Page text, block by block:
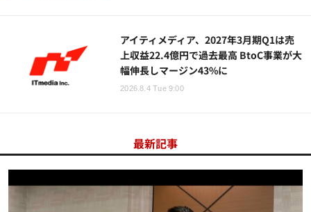
アイティメディア、2027年3月期Q1は売
上収益22.4億円で過去最高 BtoC事業が大
幅伸長しマージン43%に
2026.8.4 Tue 9:00
最新記事